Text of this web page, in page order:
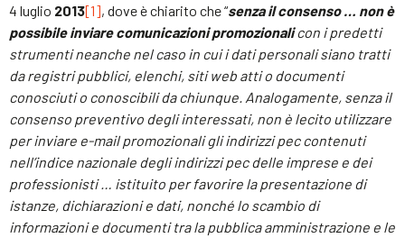
4 luglio 2013[1], dove è chiarito che “senza il consenso … non è
possibile inviare comunicazioni promozionalicon i predetti
strumenti neanche nel caso in cui i dati personali siano tratti
da registri pubblici, elenchi, siti web atti o documenti
conosciuti o conoscibili da chiunque. Analogamente, senza il
consenso preventivo degli interessati, non è lecito utilizzare
per inviare e-mail promozionali gli indirizzi pec contenuti
nell’indice nazionale degli indirizzi pec delle imprese e dei
professionisti … istituito per favorire la presentazione di
istanze, dichiarazioni e dati, nonché lo scambio di
informazioni e documenti tra la pubblica amministrazione e le